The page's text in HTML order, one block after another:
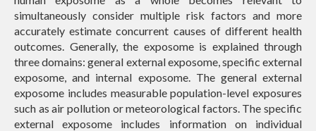
simultaneously consider multiple risk factors and more
accurately estimate concurrent causes of different health
outcomes. Generally, the exposome is explained through
three domains: general external exposome, specific external
exposome, and internal exposome. The general external
exposome includes measurable population-level exposures
such as air pollution or meteorological factors. The specific
external exposome includes information on individual